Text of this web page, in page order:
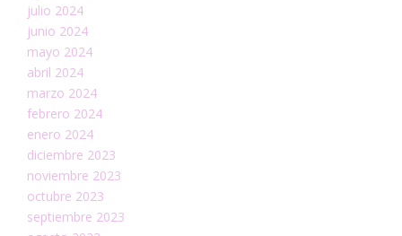
julio 2024
junio 2024
mayo 2024
abril 2024
marzo 2024
febrero 2024
enero 2024
diciembre 2023
noviembre 2023
octubre 2023
septiembre 2023